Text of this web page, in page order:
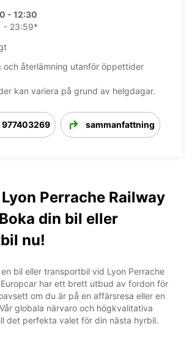
- 12:30
- 23:59*
och återlämning utanför öppettider
kan variera på grund av helgdagar.
sammanfattning
Perrache Railway
din bil eller
nu!
bil eller transportbil vid Lyon Perrache
Europcar har ett brett utbud av fordon för
om du är på en affärsresa eller en
globala närvaro och högkvalitativa
det perfekta valet för din nästa hyrbil.